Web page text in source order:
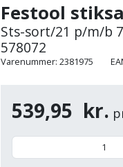
Festool
Sts-sort/21 p/m/b
578072
Varenummer: 2381975
539,95 kr.